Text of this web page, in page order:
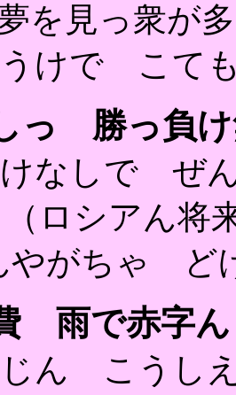
夢を見っ衆
けで こて
っ 勝っ負
けなしで ぜ
ロシアん将
やがちゃ
雨で赤字
ん こうし